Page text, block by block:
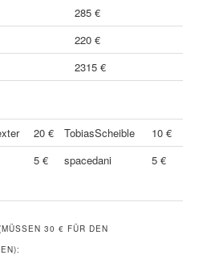
285 €
220 €
2315 €
20 € TobiasScheible
10 €
5 € spacedani
5 €
30 € FÜR DEN